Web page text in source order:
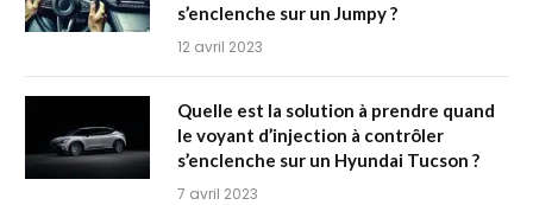
s’enclenche sur un Jumpy ?
12 avril 2023
Quelle est la solution à prendre quand
le voyant d’injection à contrôler
s’enclenche sur un Hyundai Tucson ?
7 avril 2023